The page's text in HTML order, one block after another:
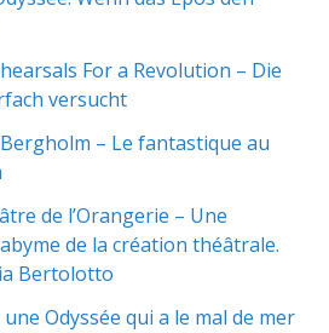
For a Revolution – Die
versucht
– Le fantastique au
de l’Orangerie – Une
de la création théâtrale.
Bertolotto
Odyssée qui a le mal de mer